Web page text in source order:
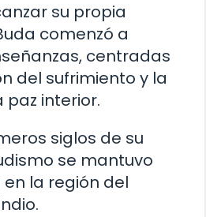
su propia
comenzó a
centradas
del sufrimiento y la
paz interior.
siglos de su
se mantuvo
la región del